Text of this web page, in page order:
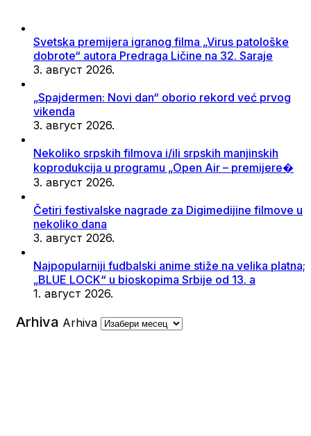
Svetska premijera igranog filma „Virus patološke
dobrote“ autora Predraga Ličine na 32. Saraje
3. август 2026.
„Spajdermen: Novi dan“ oborio rekord već prvog
vikenda
3. август 2026.
Nekoliko srpskih filmova i/ili srpskih manjinskih
koprodukcija u programu „Open Air – premijere�
3. август 2026.
Četiri festivalske nagrade za Digimedijine filmove u
nekoliko dana
3. август 2026.
Najpopularniji fudbalski anime stiže na velika platna;
„BLUE LOCK“ u bioskopima Srbije od 13. a
1. август 2026.
Arhiva Arhiva